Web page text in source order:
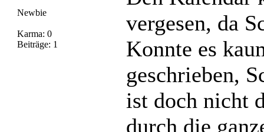
Newbie
Karma: 0
Beiträge: 1
vergesen, da
Konnte es
geschrieben,
ist doch nicht
durch die